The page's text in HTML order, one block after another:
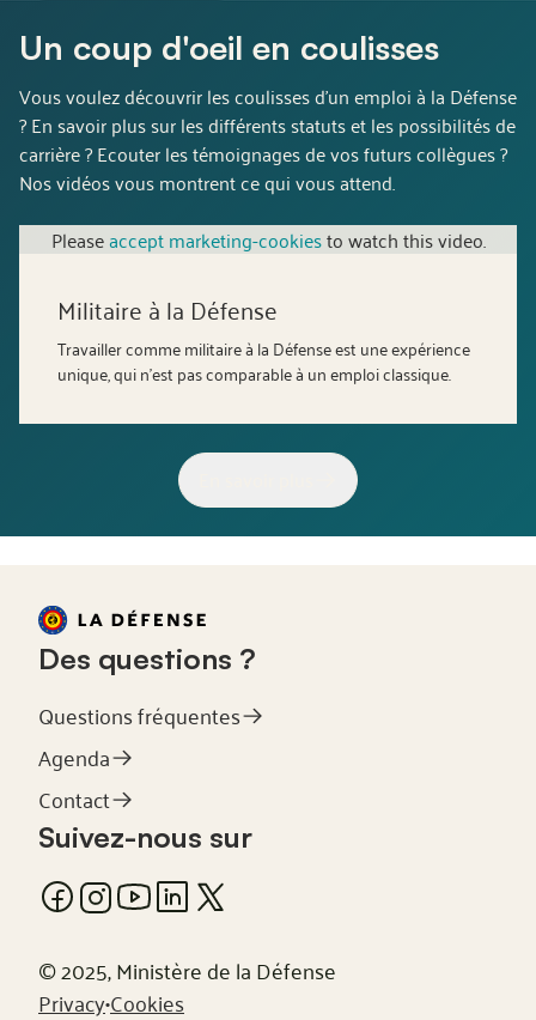
Un coup d'oeil en coulisses
Vous voulez découvrir les coulisses d'un emploi à la Défense
? En savoir plus sur les différents statuts et les possibilités de
carrière ? Ecouter les témoignages de vos futurs collègues ?
Nos vidéos vous montrent ce qui vous attend.
Pleaseaccept marketing-cookiesto watch this video.
Militaire à la Défense
Travailler comme militaire à la Défense est une expérience
unique, qui n’est pas comparable à un emploi classique.
Des questions ?
Questions fréquentes
Agenda
Contact
Suivez-nous sur
© 2025, Ministère de la Défense
Privacy•Cookies